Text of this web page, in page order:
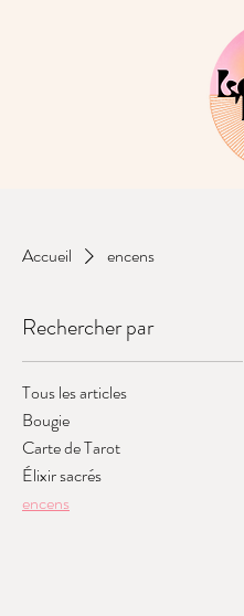
Accueil encens
Rechercher par
Tous les articles
Bougie
Carte de Tarot
Élixir sacrés
encens